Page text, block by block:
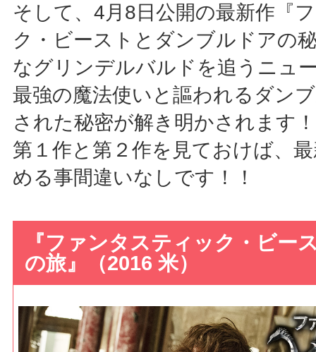
そして、4月8日公開の最新作『
ク・ビーストとダンブルドアの
なグリンデルバルドを追うニュ
最強の魔法使いと謳われるダン
された秘密が解き明かされます！
第１作と第２作を見ておけば、
める事間違いなしです！！
『ファンタスティック・ビー
の旅』（2016 米）